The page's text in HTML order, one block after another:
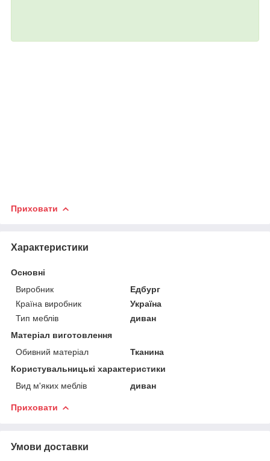
Приховати
Характеристики
Основні
Виробник
Едбург
Країна виробник
Україна
Тип меблів
диван
Матеріал виготовлення
Обивний матеріал
Тканина
Користувальницькі характеристики
Вид м'яких меблів
диван
Приховати
Умови доставки